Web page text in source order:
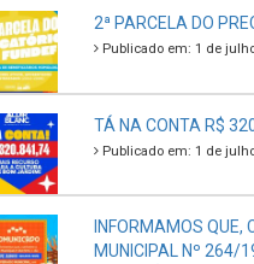
2ª PARCELA DO
Publicado em: 1 de
TÁ NA CONTA R$
Publicado em: 1 de
INFORMAMOS QUE,
MUNICIPAL Nº 264/